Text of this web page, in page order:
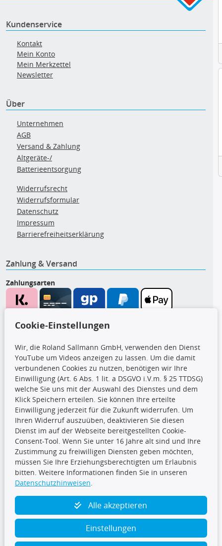
Kundenservice
Kontakt
Mein Konto
Mein Merkzettel
Newsletter
Über
Unternehmen
AGB
Versand & Zahlung
Altgeräte-/
Batterieentsorgung
Widerrufsrecht
Widerrufsformular
Datenschutz
Impressum
Barrierefreiheitserklärung
Zahlung & Versand
Zahlungsarten
CARAT Gruppe
Folge uns
TecDoc Inside
Cookie-Einstellungen
Wir, die Roland Sallmann GmbH, verwenden den Dienst
YouTube um Videos anzeigen zu lassen. Um die damit
verbundenen Cookies zu nutzen, benötigen wir Ihre
Einwilligung (Art. 6 Abs. 1 lit. a DSGVO i.V.m. § 25 TTDSG)
welche Sie uns mit der Auswahl des Dienstes und dem
Klick Speichern erteilen. Sie können Ihre erteilte
Einwilligung jederzeit für die Zukunft widerrufen. Um
Ihren Widerruf auszuüben, deaktivieren Sie diesen
Dienst im auf der Webseite bereitgestellten Cookie-
Consent-Tool. Wenn Sie unter 16 Jahre alt sind und Ihre
Zustimmung zu freiwilligen Diensten geben möchten,
müssen Sie Ihre Erziehungsberechtigten um Erlaubnis
bitten. Weitere Informationen finden Sie in unseren
Datenschutzhinweisen
Alle akzeptieren
Einstellungen